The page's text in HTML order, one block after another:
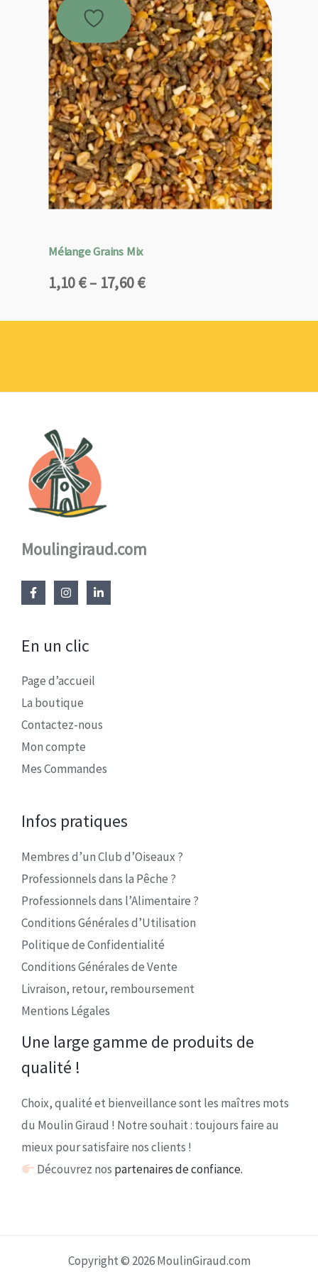
Mélange Grains Mix
1,10€– 17,60€
Plage
prix :
Moulingiraud.com
En un clic
Page d’accueil
La boutique
Contactez-nous
Mon compte
Mes Commandes
Infos pratiques
Membres d’un Club d’Oiseaux ?
Professionnels dans la Pêche ?
Professionnels dans l’Alimentaire ?
Conditions Générales d’Utilisation
Politique de Confidentialité
Conditions Générales de Vente
Livraison, retour, remboursement
Mentions Légales
Une large gamme de produits de
qualité !
Choix, qualité et bienveillance sont les maîtres mots
du Moulin Giraud ! Notre souhait : toujours faire au
mieux pour satisfaire nos clients !
Découvrez nos partenaires de confiance.
Copyright © 2026 MoulinGiraud.com